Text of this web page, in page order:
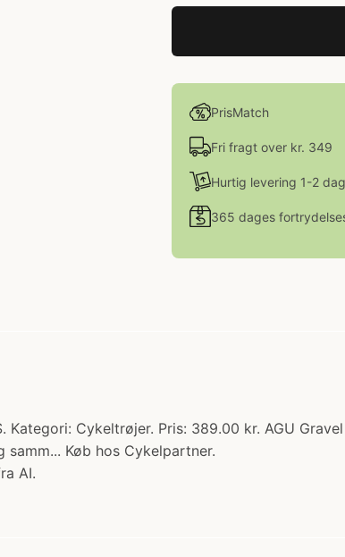
PrisMatch
Fri fragt over kr. 349
Hurtig levering 1-2
365 dages
Cykeltrøjer. Pris: 389.00 kr. AGU
Køb hos Cykelpartner.
AI.